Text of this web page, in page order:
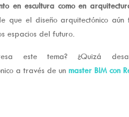
en escultura como en
que el diseño arquitectónico aún
espacios del futuro.
este tema? ¿Quizá
a través de un master BIM con